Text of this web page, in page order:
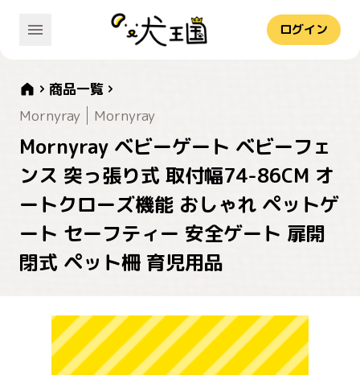
ログイン
商品一覧
Mornyray
Mornyray
Mornyray ベビーゲート ベビーフェ
ンス 突っ張り式 取付幅74-86CM オ
ートクローズ機能 おしゃれ ペットゲ
ート セーフティー 安全ゲート 扉開
閉式 ペット柵 育児用品